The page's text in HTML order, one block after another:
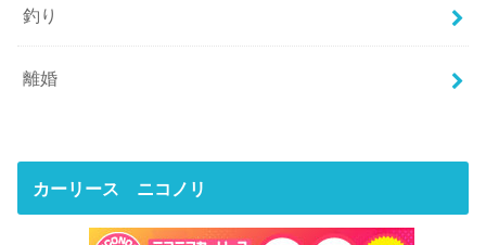
釣り
離婚
カーリース ニコノリ